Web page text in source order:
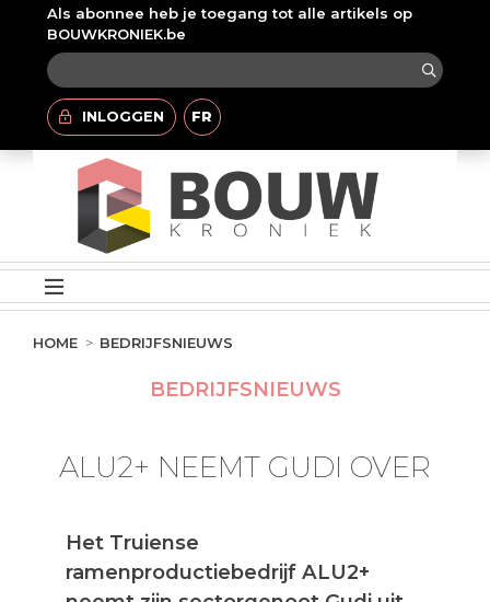
Als abonnee heb je toegang tot alle artikels op
BOUWKRONIEK.be
INLOGGEN FR
HOME BEDRIJFSNIEUWS
BEDRIJFSNIEUWS
ALU2+ NEEMT GUDI OVER
Het Truiense
ramenproductiebedrijf ALU2+